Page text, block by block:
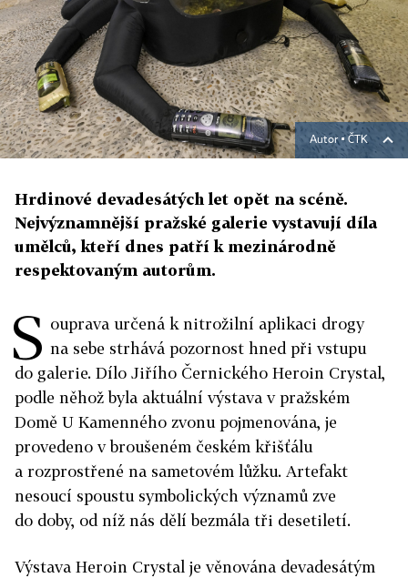
Autor ▪ČTK
Hrdinové devadesátých let opět na scéně.
Nejvýznamnější pražské galerie vystavují díla
umělců, kteří dnes patří k mezinárodně
respektovaným autorům.
S ouprava určená k nitrožilní aplikaci drogy
na sebe strhává pozornost hned při vstupu
do galerie. Dílo Jiřího Černického Heroin Crystal,
podle něhož byla aktuální výstava v pražském
Domě U Kamenného zvonu pojmenována, je
provedeno v broušeném českém křišťálu
a rozprostřené na sametovém lůžku. Artefakt
nesoucí spoustu symbolických významů zve
do doby, od níž nás dělí bezmála tři desetiletí.
Výstava Heroin Crystal je věnována devadesátým